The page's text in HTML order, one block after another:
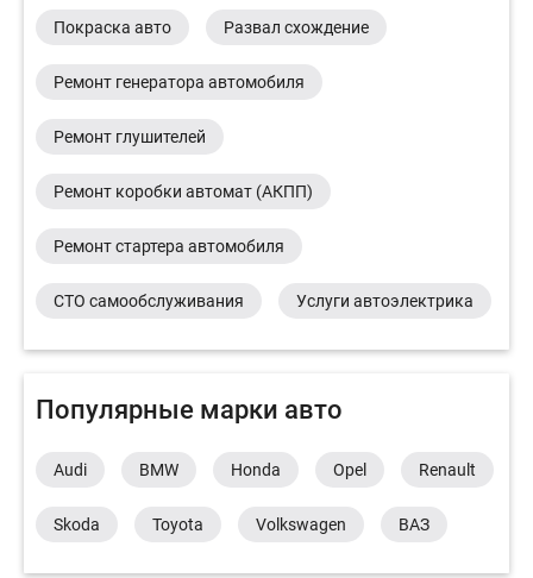
Покраска авто Развал схождение
Ремонт генератора автомобиля
Ремонт глушителей
Ремонт коробки автомат (АКПП)
Ремонт стартера автомобиля
СТО самообслуживания Услуги автоэлектрика
Популярные марки авто
Audi BMW Honda Opel Renault
Skoda Toyota Volkswagen ВАЗ